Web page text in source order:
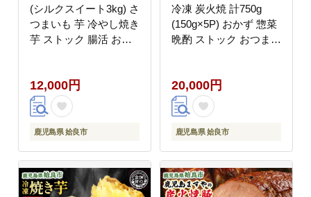
(シルクスイート3kg) さ
つまいも 芋 冷やし焼き
芋 ストック 腸活 おや
12,000円
鹿児島県 姶良市
冷凍 炭火焼 計750g
(150g×5P) おかず 惣菜
晩酌 ストック おつまみ
20,000円
鹿児島県 姶良市